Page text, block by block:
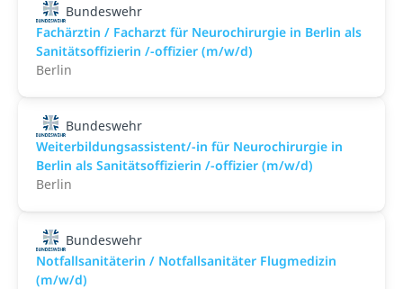
Bundeswehr
Fachärztin / Facharzt für Neurochirurgie in Berlin als
Sanitätsoffizierin /-offizier (m/w/d)
Berlin
Bundeswehr
Weiterbildungsassistent/-in für Neurochirurgie in
Berlin als Sanitätsoffizierin /-offizier (m/w/d)
Berlin
Bundeswehr
Notfallsanitäterin / Notfallsanitäter Flugmedizin
(m/w/d)